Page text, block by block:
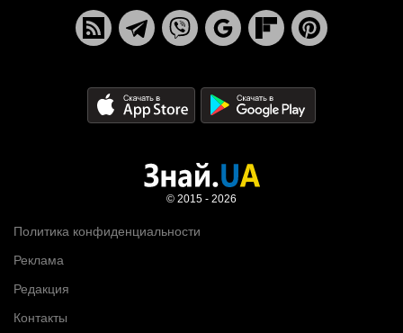
Политика конфиденциальности
Реклама
Редакция
Контакты
© 2015 - 2026